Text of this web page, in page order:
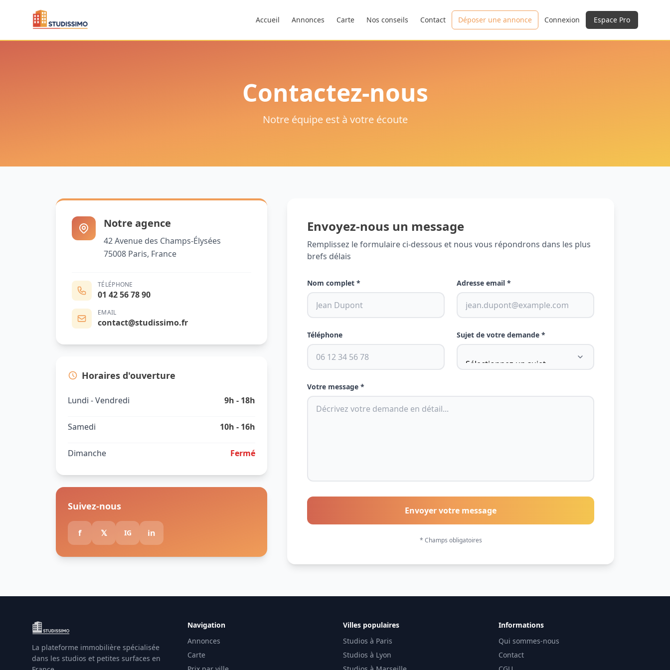
Accueil Annonces Carte Nos conseils Contact Déposer une annonce Connexion Espace Pro
Contactez-nous
Notre équipe est à votre écoute
Notre agence
42 Avenue des Champs-Élysées
75008 Paris, France
TÉLÉPHONE
01 42 56 78 90
EMAIL
contact@studissimo.fr
Horaires d'ouverture
Lundi - Vendredi 9h - 18h
Samedi 10h - 16h
Dimanche Fermé
Suivez-nous
f 𝕏 IG in
Envoyez-nous un message
Remplissez le formulaire ci-dessous et nous vous répondrons dans les plus
brefs délais
Nom complet * Adresse email *
Téléphone Sujet de votre demande *
Votre message *
Envoyer votre message
* Champs obligatoires
La plateforme immobilière spécialisée
dans les studios et petites surfaces en
Navigation
Annonces
Carte
Villes populaires
Studios à Paris
Studios à Lyon
Informations
Qui sommes-nous
Contact